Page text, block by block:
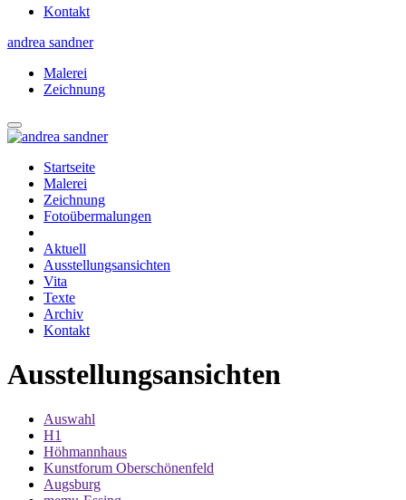
Kontakt
andrea sandner
Malerei
Zeichnung
Startseite
Malerei
Zeichnung
Fotoübermalungen
Aktuell
Ausstellungsansichten
Vita
Texte
Archiv
Kontakt
Ausstellungsansichten
Auswahl
H1
Höhmannhaus
Kunstforum Oberschönenfeld
Augsburg